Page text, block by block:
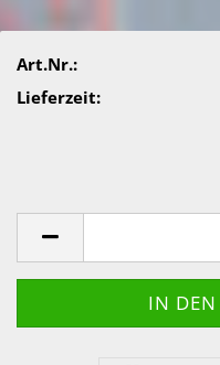
Art.Nr.:
Lieferzeit: